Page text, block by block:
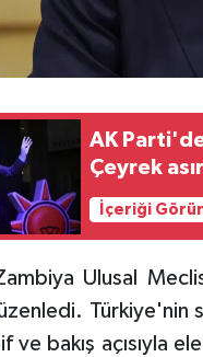
AK
Çeyrek
İçeriği
Ulusal
bakış açısıyla